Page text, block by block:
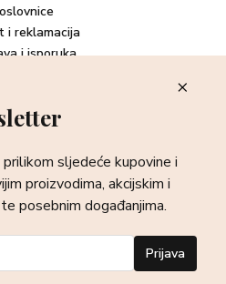
i reklamacija
i isporuka
akcijskim i ekskluzivnim
Prijava
sljedeće kupovine i
proizvodima, akcijskim i
posebnim događanjima.
Prijava